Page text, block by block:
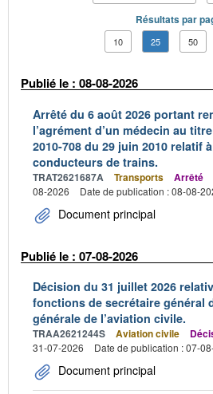
Résultats par
10 25 50
Publié le : 08-08-2026
Arrêté du 6 août 2026 portant
l’agrément d’un médecin au
2010-708 du 29 juin 2010 relatif
conducteurs de trains.
TRAT2621687A Transports Arrêté
08-2026
Date de publication : 08-08-
Document principal
Publié le : 07-08-2026
Décision du 31 juillet 2026
fonctions de secrétaire général
générale de l’aviation civile.
TRAA2621244S Aviation civile
31-07-2026
Date de publication : 07-
Document principal